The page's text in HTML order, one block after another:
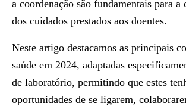
a coordenação são fundamentais para a
dos cuidados prestados aos doentes.
Neste artigo destacamos as principais
saúde em 2024, adaptadas
de laboratório, permitindo que estes
oportunidades de se ligarem,